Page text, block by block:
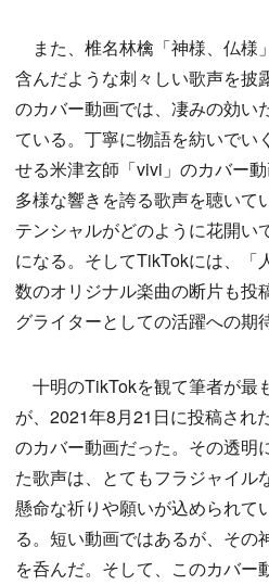
また、椎名林檎「神様、仏様
含んだような刺々しい歌声を披
のカバー動画では、凄みの効い
ている。丁寧に物語を紡いでい
せる米津玄師「vivi」のカバー
多様な響きを誇る歌声を聴いて
テンシャルがどのように花開い
になる。そしてTikTokには、「
数のオリジナル楽曲の断片も投
グライターとしての活躍への期
十明のTikTokを観て筆者が最
が、2021年8月21日に投稿され
のカバー動画だった。その透明
た歌声は、とてもフラジャイル
懸命な祈りや願いが込められて
る。短い動画ではあるが、その
を呑んだ。そして、このカバー